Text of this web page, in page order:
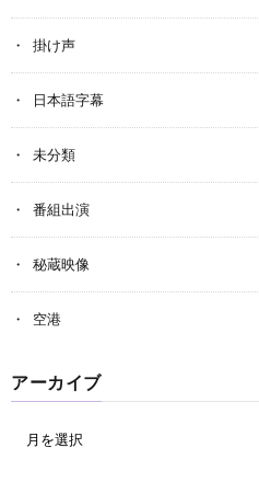
掛け声
日本語字幕
未分類
番組出演
秘蔵映像
空港
アーカイブ